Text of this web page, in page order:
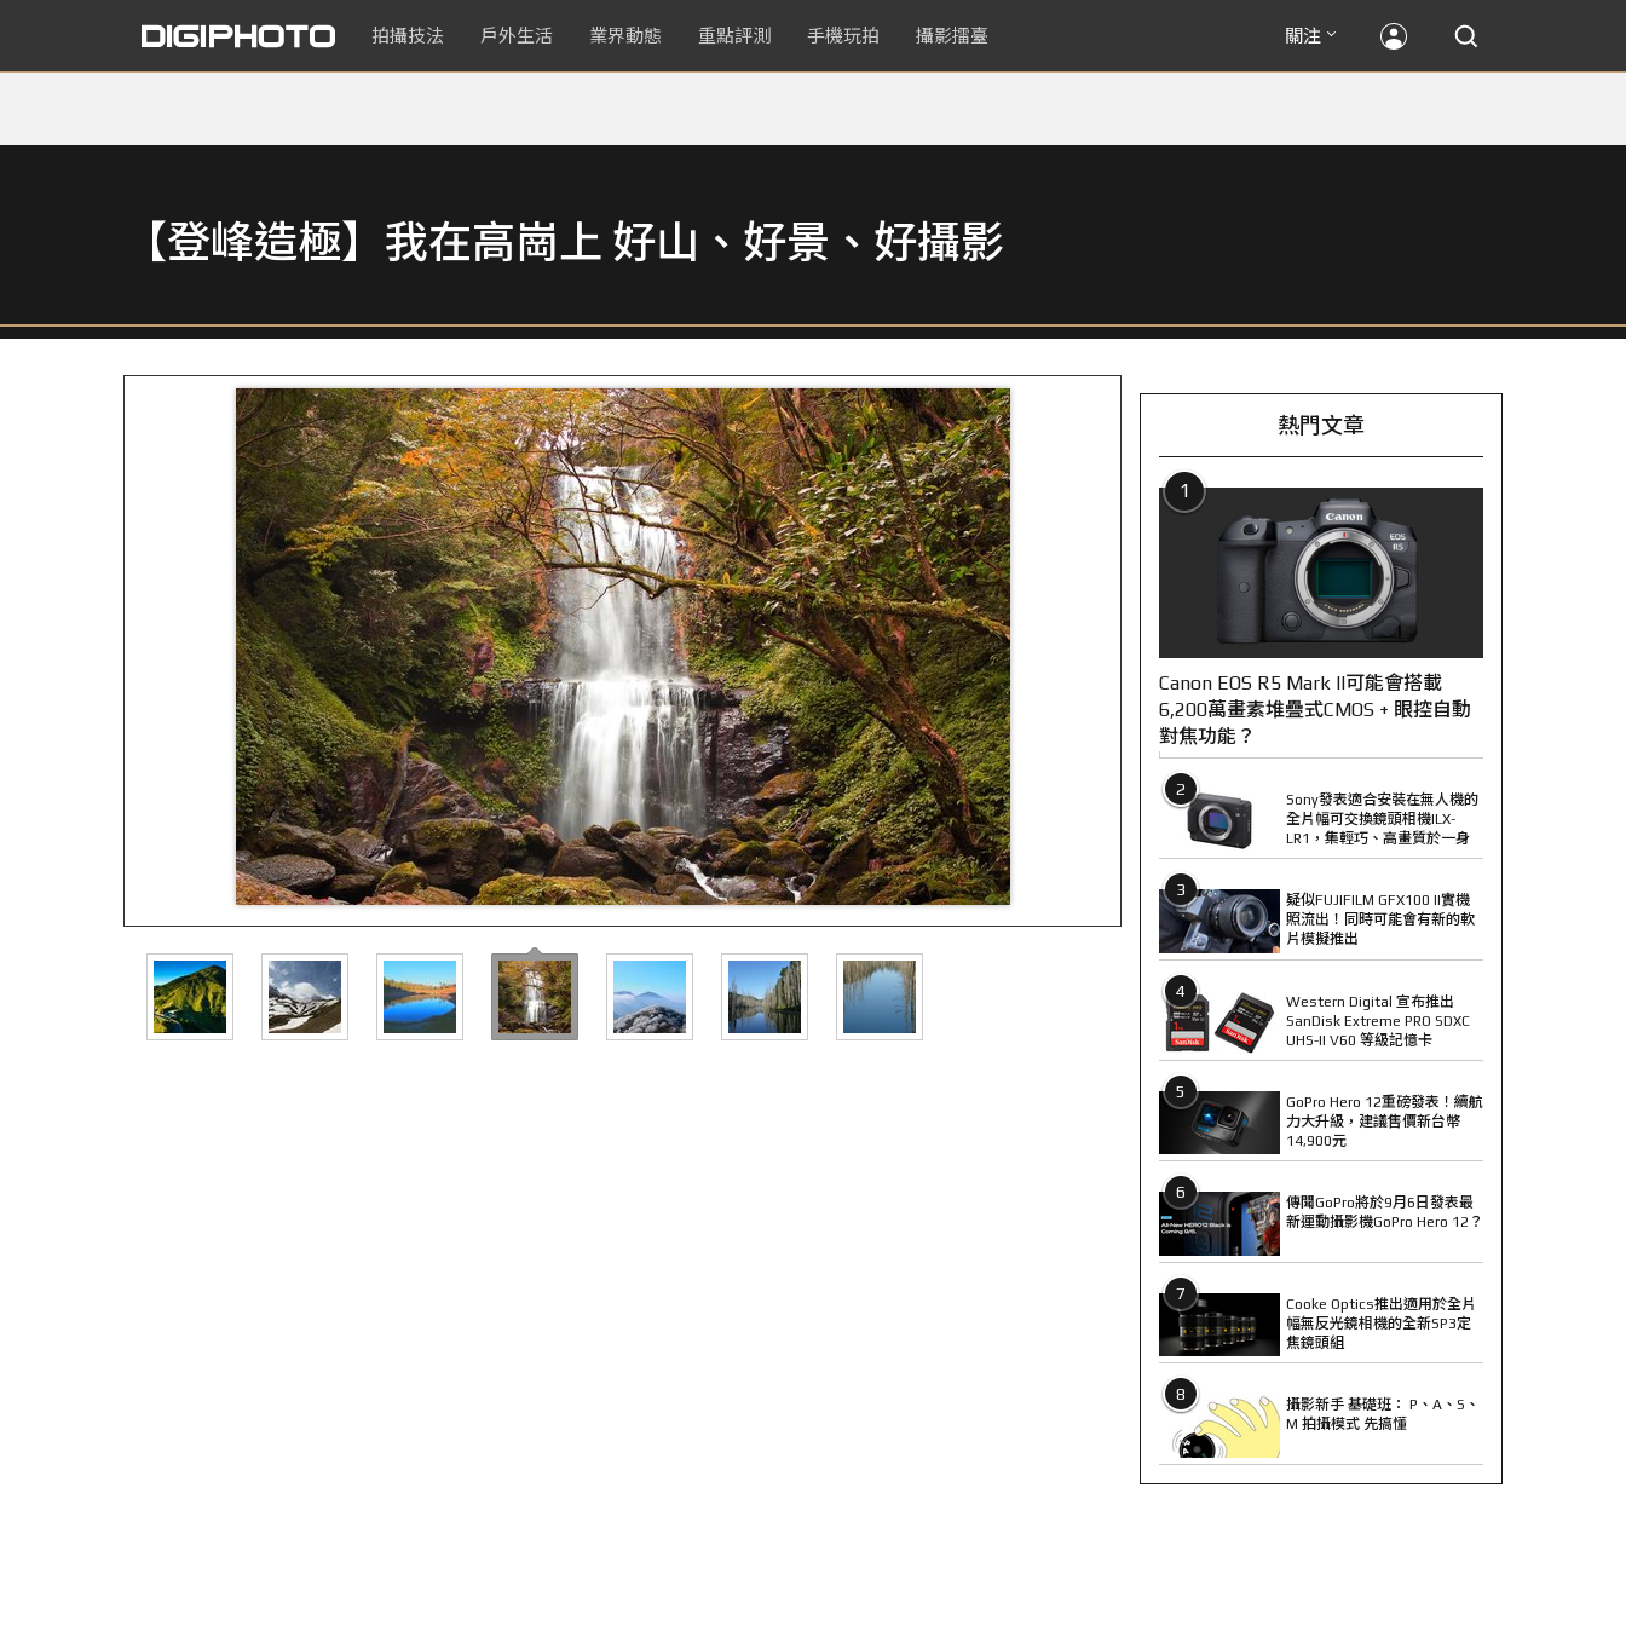
拍攝技法 戶外生活 業界動態 重點評測 手機玩拍 攝影擂臺 關注
【登峰造極】我在高崗上 好山、好景、好攝影
熱門文章
1
Canon EOS R5 Mark II可能會搭載
6,200萬畫素堆疊式CMOS + 眼控自動
對焦功能？
2
Sony發表適合安裝在無人機的
全片幅可交換鏡頭相機ILX-
LR1，集輕巧、高畫質於一身
3
疑似FUJIFILM GFX100 II實機
照流出！同時可能會有新的軟
片模擬推出
4
Western Digital 宣布推出
SanDisk Extreme PRO SDXC
UHS-II V60 等級記憶卡
5
GoPro Hero 12重磅發表！續航
力大升級，建議售價新台幣
14,900元
6
傳聞GoPro將於9月6日發表最
新運動攝影機GoPro Hero 12？
7
Cooke Optics推出適用於全片
幅無反光鏡相機的全新SP3定
焦鏡頭組
8
攝影新手 基礎班： P、A、S、
M 拍攝模式 先搞懂